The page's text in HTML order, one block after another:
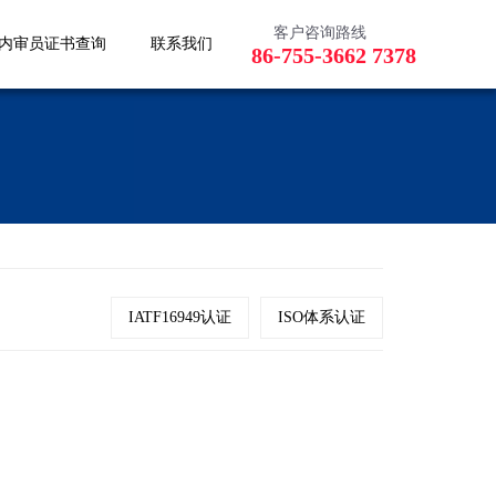
审员证书查询 联系我们
客户咨询路线
86-755-3662 7378
IATF16949认证 ISO体系认证